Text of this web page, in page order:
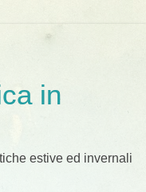
in
estive ed invernali